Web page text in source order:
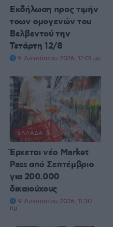
Εκδήλωση προς τιμήν
τοων ομογενών του
Βελβεντού την
Τετάρτη 12/8
9 Αυγούστου 2026, 12:01 μμ
ΕΛΛΆΔΑ
Έρχεται νέο Market
Pass από Σεπτέμβριο
για 200.000
δικαιούχους
9 Αυγούστου 2026, 11:30
πμ